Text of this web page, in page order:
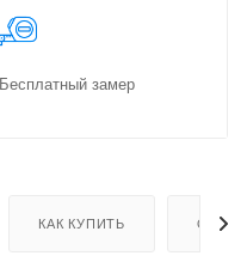
Бес­плат­ный замер
КАК КУПИТЬ